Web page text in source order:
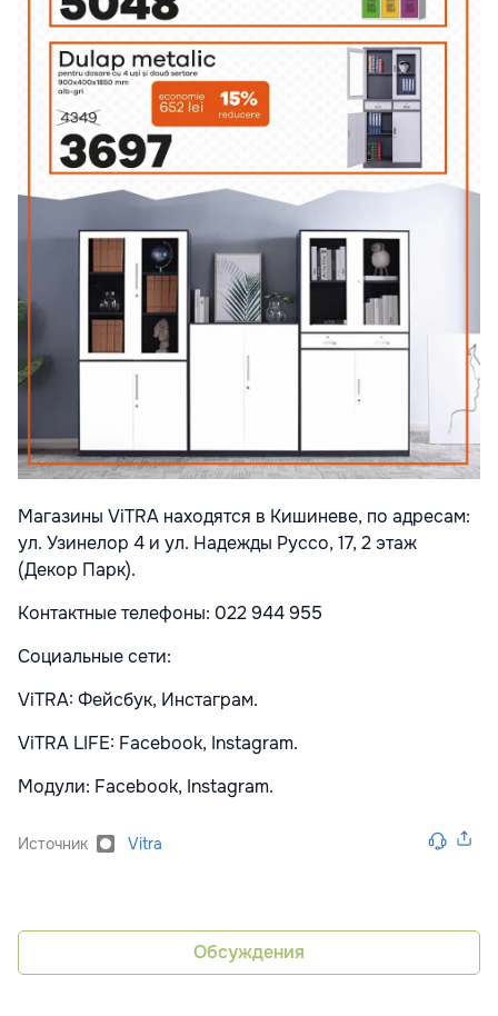
Магазины ViTRA находятся в Кишиневе, по адресам:
ул. Узинелор 4 и ул. Надежды Руссо, 17, 2 этаж
(Декор Парк).
Контактные телефоны: 022 944 955
Социальные сети:
ViTRA: Фейсбук, Инстаграм.
ViTRA LIFE: Facebook, Instagram.
Модули: Facebook, Instagram.
Источник Vitra
Обсуждения